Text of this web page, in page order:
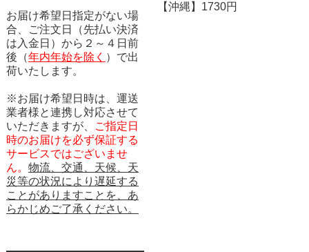
お届け希望日指定がない場
合、ご注文日（先払い決済
は入金日）から２～４日前
後（年内年始を除く ）で出
荷いたします。
※お届け希望日時は、運送
業者様と連携し対応させて
いただきますが、
ご指定日
時のお届けを必ず保証する
サービスではございませ
ん。 物流、交通、天候、天
災等の状況により遅延する
ことがありますことを、あ
らかじめご了承ください。
【沖縄】1730円